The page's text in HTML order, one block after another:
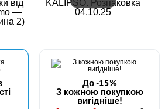
від
—
2)
KALIPSO. Розпаковка
04.10.25
До -15%
З кожною покупкою
вигідніше!